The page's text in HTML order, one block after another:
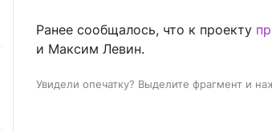
Ранее сообщалось, что к проекту
и Максим Левин.
Увидели опечатку? Выделите фрагмент и